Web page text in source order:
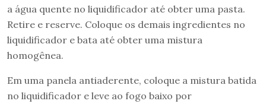
a água quente no liquidificador até obter uma pasta.
Retire e reserve. Coloque os demais ingredientes no
liquidificador e bata até obter uma mistura
homogênea.
Em uma panela antiaderente, coloque a mistura batida
no liquidificador e leve ao fogo baixo por